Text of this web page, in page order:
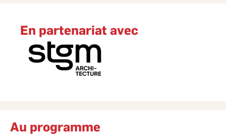
En partenariat avec
Au programme